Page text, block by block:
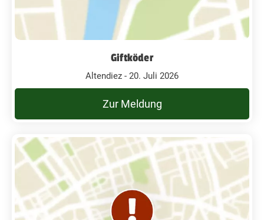
Giftköder
Altendiez - 20. Juli 2026
Zur Meldung